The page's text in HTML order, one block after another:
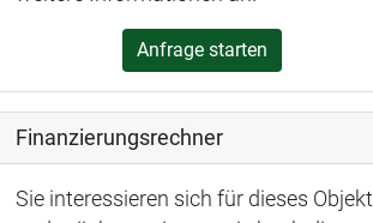
Anfrage starten
Finanzierungsrechner
Sie interessieren sich für dieses Objekt